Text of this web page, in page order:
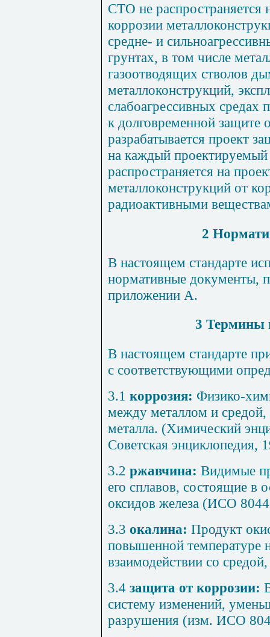
СТО не распространяется
коррозии
средне- и
грунтах, в том числе
газоотводящих стволов
металлоконструкций,
слабоагрессивных средах
к долговременной защите
разрабатывается проект
на каждый проектируемый
распространяется на
металлоконструкций от
радиоактивными
2
В настоящем стандарте
нормативные документы,
приложении А.
3 Термины
В настоящем стандарте
с соответствующими
3.1 коррозия: Физико-
между металлом и
металла. (Химический
Советская энциклопедия,
3.2 ржавчина: Видимые
его сплавов, состоящие в
оксидов железа (ИСО
3.3 окалина: Продукт
повышенной температуре
взаимодействии со
3.4 защита от коррозии:
систему изменений,
разрушения (изм. ИСО